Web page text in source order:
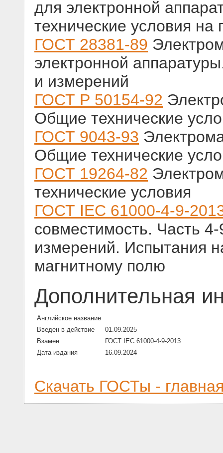
для электронной
технические условия
ГОСТ 28381-89
электронной
и измерений
ГОСТ Р 50154-92
Общие технические
ГОСТ 9043-93
Общие технические
ГОСТ 19264-82
технические условия
ГОСТ IEC 61000-4-9-
совместимость. Часть
измерений. Испытания
магнитному полю
Дополнительная
Английское название
Введен в действие
01.09.2025
Взамен
ГОСТ IEC 61000-4-9-2013
Дата издания
16.09.2024
Скачать ГОСТы -